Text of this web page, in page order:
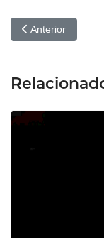
Artículo anterior:
Anterior